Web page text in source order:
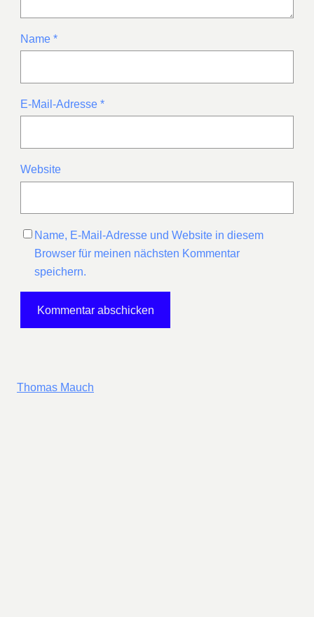
Name *
E-Mail-Adresse *
Website
Name, E-Mail-Adresse und Website in diesem
Browser für meinen nächsten Kommentar
speichern.
Thomas Mauch